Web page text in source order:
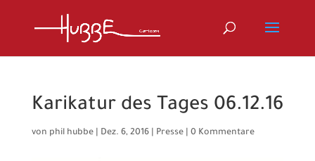
Karikatur des Tages 06.12.16
von phil hubbe| Dez. 6, 2016| Presse| 0 Kommentare